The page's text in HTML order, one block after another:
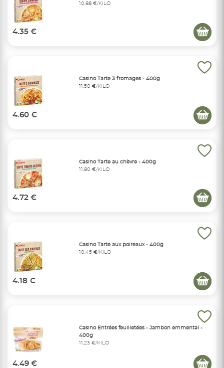
10,88 €/KILO
4.35 €
Casino Tarte 3 fromages - 400g
11,50 €/KILO
4.60 €
Casino Tarte au chèvre - 400g
11,80 €/KILO
4.72 €
Casino Tarte aux poireaux - 400g
10,45 €/KILO
4.18 €
Casino Entrées feuilletées - Jambon emmental -
400g
11,23 €/KILO
4.49 €